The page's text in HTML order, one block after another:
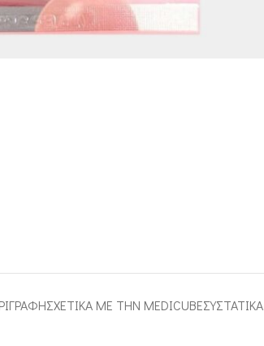
ΣΧΕΤΙΚΑ ΜΕ ΤΗΝ MEDICUBEΣΥΣΤΑΤΙΚΑ